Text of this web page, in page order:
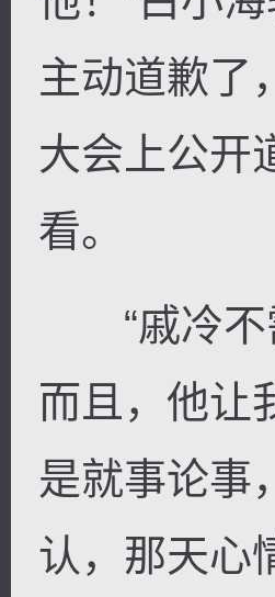
主动道歉了
大会上公开
看。
“戚冷不
而且，他让
是就事论事
认，那天心